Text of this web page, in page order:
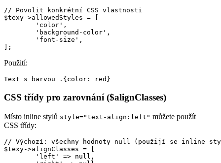
// Povolit konkrétní CSS vlastnosti
$texy->allowedStyles = [
Použití:
CSS třídy pro zarovnání ($alignClasses)
Místo inline stylů style="text-align:left" můžete použít
CSS třídy:
// Výchozí: všechny hodnoty null (použijí se inline
$texy->alignClasses = [